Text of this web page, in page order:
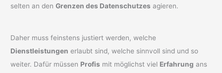
selten an denGrenzen des Datenschutzes agieren.
Daher muss feinstens justiert werden, welche
Dienstleistungen erlaubt sind, welche sinnvoll sind und so
weiter. Dafür müssen Profis mit möglichst viel Erfahrung ans